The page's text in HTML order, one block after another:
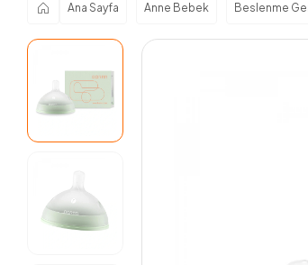
Ana Sayfa Anne Bebek Beslenme